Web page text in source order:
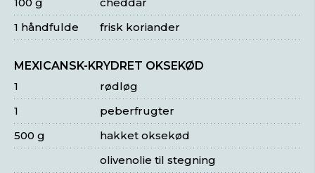
frisk koriander
1 håndfulde
MEXICANSK-KRYDRET OKSEKØD
rødløg
1
peberfrugter
1
hakket oksekød
500 g
olivenolie til stegning